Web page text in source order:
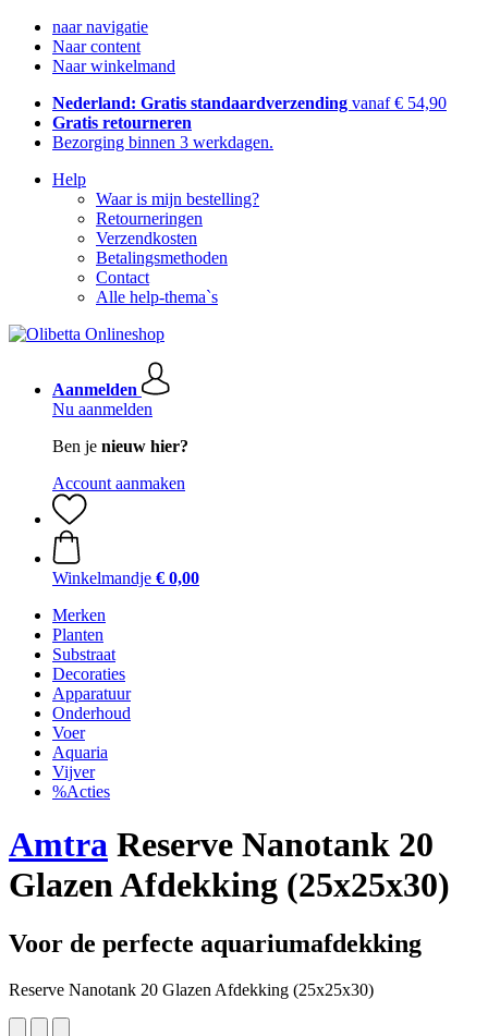
naar navigatie
Naar content
Naar winkelmand
Nederland: Gratis standaardverzending vanaf € 54,90
Gratis retourneren
Bezorging binnen 3 werkdagen.
Help
Waar is mijn bestelling?
Retourneringen
Verzendkosten
Betalingsmethoden
Contact
Alle help-thema`s
Aanmelden
Nu aanmelden
Ben je nieuw hier?
Account aanmaken
Winkelmandje € 0,00
Merken
Planten
Substraat
Decoraties
Apparatuur
Onderhoud
Voer
Aquaria
Vijver
%Acties
Amtra Reserve Nanotank 20
Glazen Afdekking (25x25x30)
Voor de perfecte aquariumafdekking
Reserve Nanotank 20 Glazen Afdekking (25x25x30)